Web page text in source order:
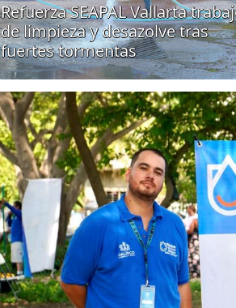
Refuerza SEAPAL Vallarta
de limpieza y desazolve tras
fuertes tormentas